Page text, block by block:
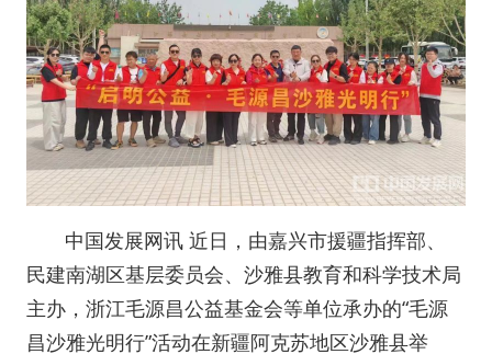
中国发展网讯 近日，由嘉兴市援疆指挥部、
民建南湖区基层委员会、沙雅县教育和科学技术局
主办，浙江毛源昌公益基金会等单位承办的“毛源
昌沙雅光明行”活动在新疆阿克苏地区沙雅县举